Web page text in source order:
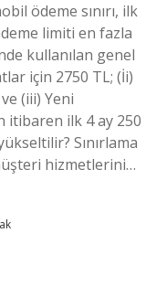
ödeme sınırı, ilk
limiti en fazla
kullanılan genel
için 2750 TL; (İi)
(iii) Yeni
itibaren ilk 4 ay 250
Sınırlama
hizmetlerini…